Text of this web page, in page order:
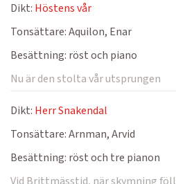
Dikt: Höstens vår
Tonsättare:Aquilon, Enar
Besättning: röst och piano
Nu är den stolta vår utsprungen
Dikt: Herr Snakendal
Tonsättare:Arnman, Arvid
Besättning: röst och tre pianon